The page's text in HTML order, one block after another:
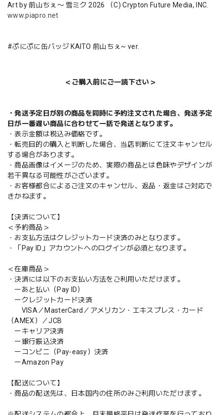
Art by 前山ちぇ〜 雪ミク 2026 （C) Crypton Future Media, INC.
www.piapro.net
#ぷにぷに缶バッジ KAITO 前山ちぇ~ ver.
＜ご購入前にご一読下さい＞
・発送予定日が別の商品を同時に予約注文された場合、発送予定
日が一番遅い商品に合わせて一括で発送となります。
・表示金額は税込み価格です。
・転売目的の購入と判断した場合、当店判断にて注文キャンセル
する場合があります。
・商品画像はイメージのため、実際の商品とは色味やデザインが
若干異なる可能性がございます。
・お客様都合によるご注文のキャンセル、返品・返金はご対応で
きかねます。
【決済について】
＜予約商品＞
・お支払方法はクレジットカード決済のみとなります。
・「Pay ID」アカウントへのログインが必須となります。
＜在庫商品＞
・決済には以下のお支払い方法をご利用いただけます。
ーあと払い（Pay ID）
ークレジットカード決済
VISA／MasterCard／アメリカン・エキスプレス・カード
（AMEX）／JCB
ーキャリア決済
ー銀行振込決済
ーコンビニ（Pay-easy）決済
ーAmazon Pay
【配送について】
・商品の配送先は、日本国内の住所のみご利用いただけます。